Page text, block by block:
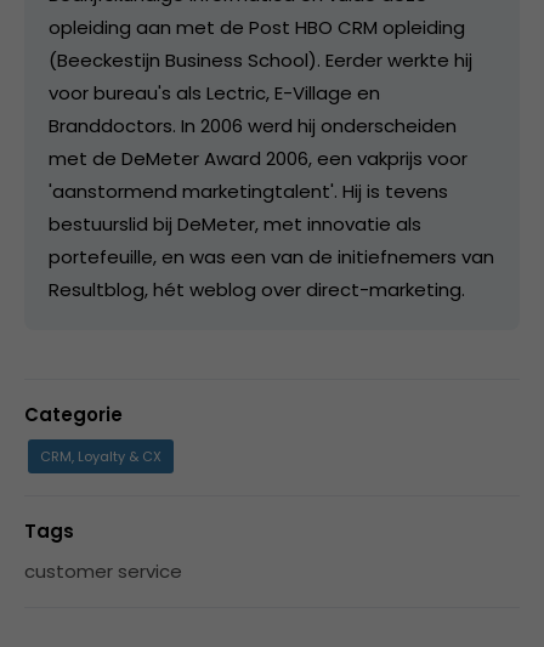
opleiding aan met de Post HBO CRM opleiding
(Beeckestijn Business School). Eerder werkte hij
voor bureau's als Lectric, E-Village en
Branddoctors. In 2006 werd hij onderscheiden
met de DeMeter Award 2006, een vakprijs voor
'aanstormend marketingtalent'. Hij is tevens
bestuurslid bij DeMeter, met innovatie als
portefeuille, en was een van de initiefnemers van
Resultblog, hét weblog over direct-marketing.
Categorie
CRM, Loyalty & CX
Tags
customer service